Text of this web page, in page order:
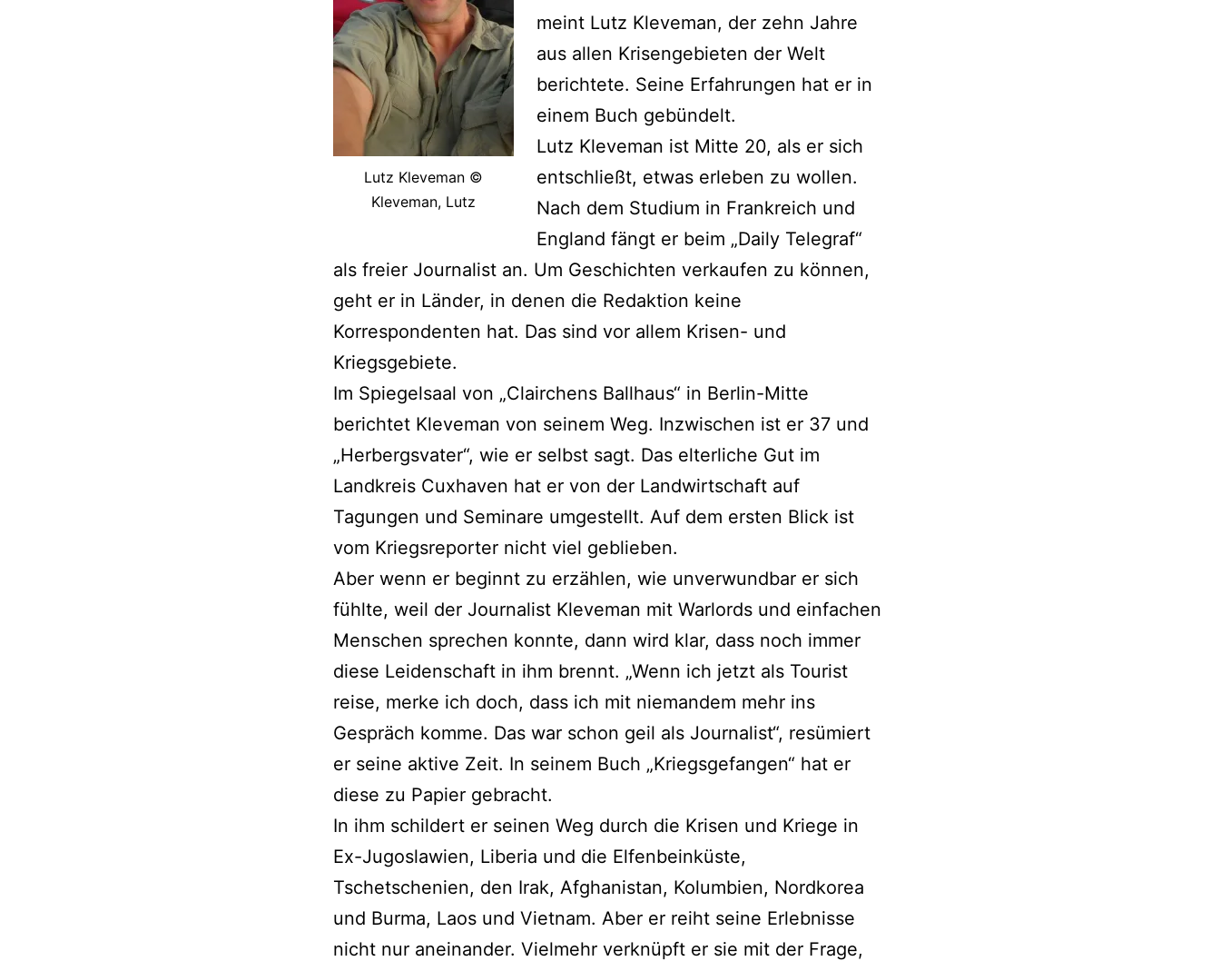
Lutz Kleveman ©
Kleveman, Lutz
meint Lutz Kleveman, der zehn Jahre
aus allen Krisengebieten der Welt
berichtete. Seine Erfahrungen hat er in
einem Buch gebündelt.
Lutz Kleveman ist Mitte 20, als er sich
entschließt, etwas erleben zu wollen.
Nach dem Studium in Frankreich und
England fängt er beim „Daily Telegraf“
als freier Journalist an. Um Geschichten verkaufen zu können,
geht er in Länder, in denen die Redaktion keine
Korrespondenten hat. Das sind vor allem Krisen- und
Kriegsgebiete.
Im Spiegelsaal von „Clairchens Ballhaus“ in Berlin-Mitte
berichtet Kleveman von seinem Weg. Inzwischen ist er 37 und
„Herbergsvater“, wie er selbst sagt. Das elterliche Gut im
Landkreis Cuxhaven hat er von der Landwirtschaft auf
Tagungen und Seminare umgestellt. Auf dem ersten Blick ist
vom Kriegsreporter nicht viel geblieben.
Aber wenn er beginnt zu erzählen, wie unverwundbar er sich
fühlte, weil der Journalist Kleveman mit Warlords und einfachen
Menschen sprechen konnte, dann wird klar, dass noch immer
diese Leidenschaft in ihm brennt. „Wenn ich jetzt als Tourist
reise, merke ich doch, dass ich mit niemandem mehr ins
Gespräch komme. Das war schon geil als Journalist“, resümiert
er seine aktive Zeit. In seinem Buch „Kriegsgefangen“ hat er
diese zu Papier gebracht.
In ihm schildert er seinen Weg durch die Krisen und Kriege in
Ex-Jugoslawien, Liberia und die Elfenbeinküste,
Tschetschenien, den Irak, Afghanistan, Kolumbien, Nordkorea
und Burma, Laos und Vietnam. Aber er reiht seine Erlebnisse
nicht nur aneinander. Vielmehr verknüpft er sie mit der Frage,